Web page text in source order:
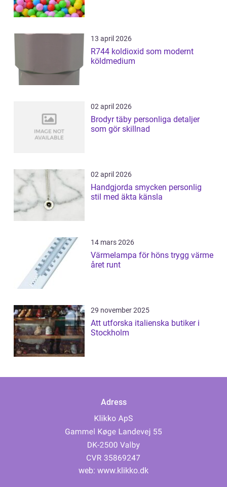
13 april 2026
R744 koldioxid som modernt
köldmedium
02 april 2026
Brodyr täby personliga detaljer
som gör skillnad
02 april 2026
Handgjorda smycken personlig
stil med äkta känsla
14 mars 2026
Värmelampa för höns trygg värme
året runt
29 november 2025
Att utforska italienska butiker i
Stockholm
Adress
web: www.klikko.dk